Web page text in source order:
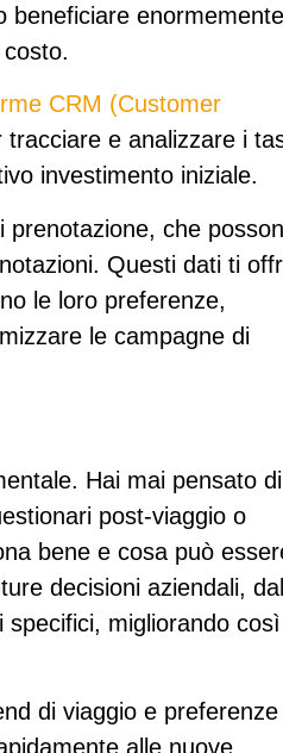
beneficiare enormemente
costo.
CRM (Customer
e analizzare i
investimento iniziale.
prenotazione, che
Questi dati ti
le loro preferenze,
le campagne di
Hai mai pensato di
post-viaggio o
bene e cosa può
decisioni aziendali,
migliorando così
di viaggio e preferenze
alle nuove